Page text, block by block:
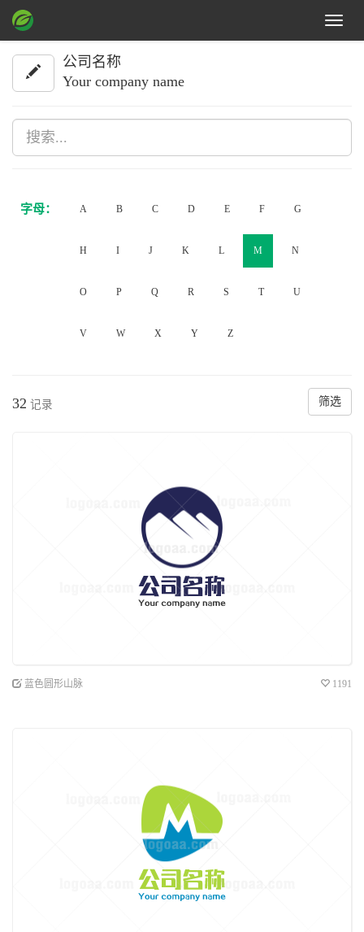
Toggle
公司名称
Your company name
字母： A B C D E F G
H I J K L M N
O P Q R S T U
V W X Y Z
32 记录 筛选
蓝色圆形山脉 1191